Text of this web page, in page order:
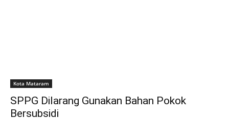
Kota Mataram
SPPG Dilarang Gunakan Bahan Pokok
Bersubsidi